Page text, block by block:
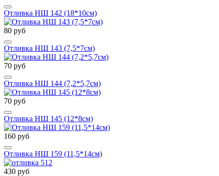
Отливка НШ 142 (18*10см)
80 руб
Отливка НШ 143 (7,5*7см)
70 руб
Отливка НШ 144 (7,2*5,7см)
70 руб
Отливка НШ 145 (12*8см)
160 руб
Отливка НШ 159 (11,5*14см)
430 руб